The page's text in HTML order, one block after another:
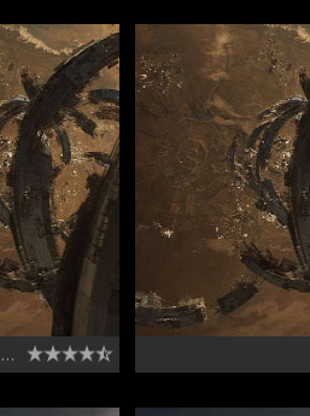
Huxley - The Oracle, opening shot